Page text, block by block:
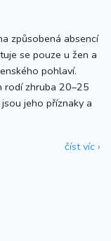
způsobená absencí
se pouze u žen a
pohlaví.
rodí zhruba 20–25
jeho příznaky a
číst víc ›